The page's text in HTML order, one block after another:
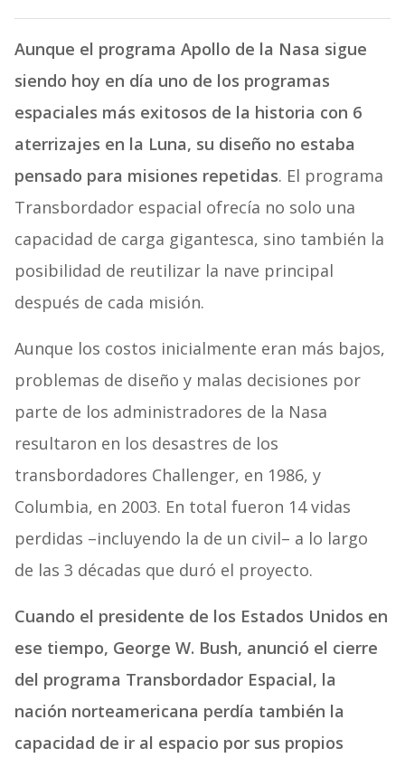
Aunque el programa Apollo de la Nasa sigue
siendo hoy en día uno de los programas
espaciales más exitosos de la historia con 6
aterrizajes en la Luna, su diseño no estaba
pensado para misiones repetidas. El programa
Transbordador espacial ofrecía no solo una
capacidad de carga gigantesca, sino también la
posibilidad de reutilizar la nave principal
después de cada misión.
Aunque los costos inicialmente eran más bajos,
problemas de diseño y malas decisiones por
parte de los administradores de la Nasa
resultaron en los desastres de los
transbordadores Challenger, en 1986, y
Columbia, en 2003. En total fueron 14 vidas
perdidas –incluyendo la de un civil– a lo largo
de las 3 décadas que duró el proyecto.
Cuando el presidente de los Estados Unidos en
ese tiempo, George W. Bush, anunció el cierre
del programa Transbordador Espacial, la
nación norteamericana perdía también la
capacidad de ir al espacio por sus propios